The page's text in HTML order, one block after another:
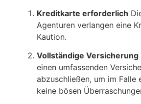
Kreditkarte erforderlich
Agenturen verlangen eine
Kaution.
Vollständige Versicherung
einen umfassenden
abzuschließen, um im Falle
keine bösen